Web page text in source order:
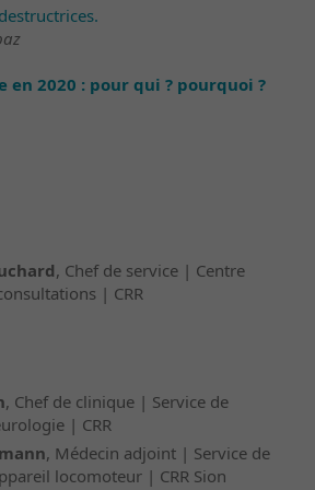
en 2020 : pour qui ? pourquoi ?
, Chef de service | Centre
| CRR
, Chef de clinique | Service de
| CRR
, Médecin adjoint | Service de
locomoteur | CRR Sion